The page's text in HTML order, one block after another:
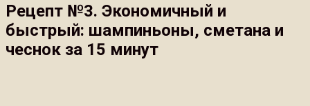
Рецепт №3. Экономичный и
быстрый: шампиньоны, сметана и
чеснок за 15 минут